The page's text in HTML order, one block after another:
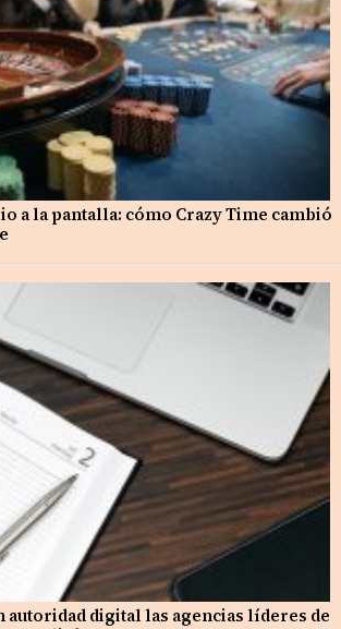
a la pantalla: cómo Crazy Time cambió
autoridad digital las agencias líderes de